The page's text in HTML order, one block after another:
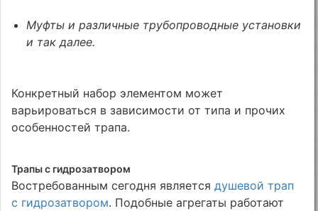
Муфты и различные трубопроводные установки
и так далее.
Конкретный набор элементом может
варьироваться в зависимости от типа и прочих
особенностей трапа.
Трапы с гидрозатвором
Востребованным сегодня являетсядушевой трап
с гидрозатвором. Подобные агрегаты работают